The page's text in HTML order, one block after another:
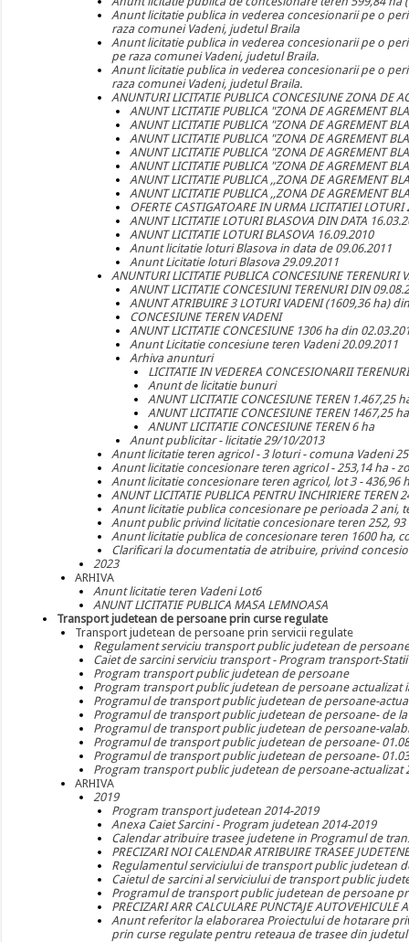
Anunt licitatie publica in vederea concesionarii pe o
raza comunei Vadeni, judetul Braila
Anunt licitatie publica in vederea concesionarii pe o
pe raza comunei Vadeni, judetul Braila.
Anunt licitatie publica in vederea concesionarii pe o
raza comunei Vadeni, judetul Braila.
ANUNTURI LICITATIE PUBLICA CONCESIUNE ZONA DE
ANUNT LICITATIE PUBLICA "ZONA DE AGREMENT
ANUNT LICITATIE PUBLICA "ZONA DE AGREMENT
ANUNT LICITATIE PUBLICA "ZONA DE AGREMENT
ANUNT LICITATIE PUBLICA "ZONA DE AGREMENT
ANUNT LICITATIE PUBLICA "ZONA DE AGREMENT
ANUNT LICITATIE PUBLICA ,,ZONA DE AGREMENT
ANUNT LICITATIE PUBLICA ,,ZONA DE AGREMENT
OFERTE CASTIGATOARE IN URMA LICITATIEI
ANUNT LICITATIE LOTURI BLASOVA DIN DATA
ANUNT LICITATIE LOTURI BLASOVA 16.09.2010
Anunt licitatie loturi Blasova in data de 09.06.2011
Anunt Licitatie loturi Blasova 29.09.2011
ANUNTURI LICITATIE PUBLICA CONCESIUNE TERENURI
ANUNT LICITATIE CONCESIUNI TERENURI DIN
ANUNT ATRIBUIRE 3 LOTURI VADENI (1609,36 ha)
CONCESIUNE TEREN VADENI
ANUNT LICITATIE CONCESIUNE 1306 ha din
Anunt Licitatie concesiune teren Vadeni 20.09.2011
Arhiva anunturi
LICITATIE IN VEDEREA CONCESIONARII
Anunt de licitatie bunuri
ANUNT LICITATIE CONCESIUNE TEREN 1.467,25
ANUNT LICITATIE CONCESIUNE TEREN 1467,25
ANUNT LICITATIE CONCESIUNE TEREN 6 ha
Anunt publicitar - licitatie 29/10/2013
Anunt licitatie teren agricol - 3 loturi - comuna Vadeni
Anunt licitatie concesionare teren agricol - 253,14 ha -
Anunt licitatie concesionare teren agricol, lot 3 - 436,96
ANUNT LICITATIE PUBLICA PENTRU INCHIRIERE TEREN
Anunt licitatie publica concesionare pe perioada 2 ani,
Anunt public privind licitatie concesionare teren 252, 93
Anunt licitatie publica de concesionare teren 1600 ha,
Clarificari la documentatia de atribuire, privind
2023
ARHIVA
Anunt licitatie teren Vadeni Lot6
ANUNT LICITATIE PUBLICA MASA LEMNOASA
Transport judetean de persoane prin curse regulate
Transport judetean de persoane prin servicii regulate
Regulament serviciu transport public judetean de
Caiet de sarcini serviciu transport - Program transport-
Program transport public judetean de persoane
Program transport public judetean de persoane actualizat
Programul de transport public judetean de persoane-
Programul de transport public judetean de persoane- de la
Programul de transport public judetean de persoane-
Programul de transport public judetean de persoane-
Programul de transport public judetean de persoane-
Program transport public judetean de persoane-actualizat
ARHIVA
2019
Program transport judetean 2014-2019
Anexa Caiet Sarcini - Program judetean 2014-2019
Calendar atribuire trasee judetene in Programul de
PRECIZARI NOI CALENDAR ATRIBUIRE TRASEE
Regulamentul serviciului de transport public judetean
Caietul de sarcini al serviciului de transport public
Programul de transport public judetean de persoane
PRECIZARI ARR CALCULARE PUNCTAJE
Anunt referitor la elaborarea Proiectului de hotarare
prin curse regulate pentru reteaua de trasee din judetul